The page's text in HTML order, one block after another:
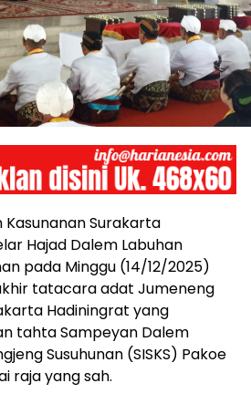
Surakarta
Hajad Dalem Labuhan
pada Minggu (14/12/2025)
tatacara adat Jumeneng
Hadiningrat yang
tahta Sampeyan Dalem
Susuhunan (SISKS) Pakoe
raja yang sah.